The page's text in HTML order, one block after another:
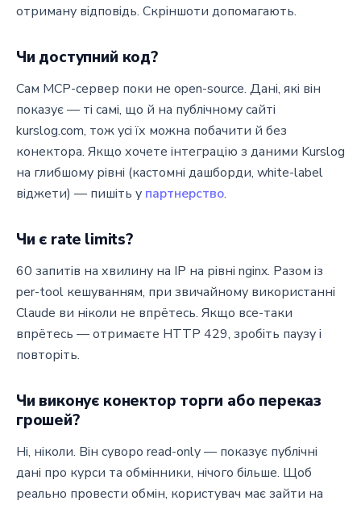
отриману відповідь. Скріншоти допомагають.
Чи доступний код?
Сам MCP-сервер поки не open-source. Дані, які він
показує — ті самі, що й на публічному сайті
kurslog.com, тож усі їх можна побачити й без
конектора. Якщо хочете інтеграцію з даними Kurslog
на глибшому рівні (кастомні дашборди, white-label
віджети) — пишіть у партнерство.
Чи є rate limits?
60 запитів на хвилину на IP на рівні nginx. Разом із
per-tool кешуванням, при звичайному використанні
Claude ви ніколи не впрётесь. Якщо все-таки
впрётесь — отримаєте HTTP 429, зробіть паузу і
повторіть.
Чи виконує конектор торги або переказ
грошей?
Ні, ніколи. Він суворо read-only — показує публічні
дані про курси та обмінники, нічого більше. Щоб
реально провести обмін, користувач має зайти на